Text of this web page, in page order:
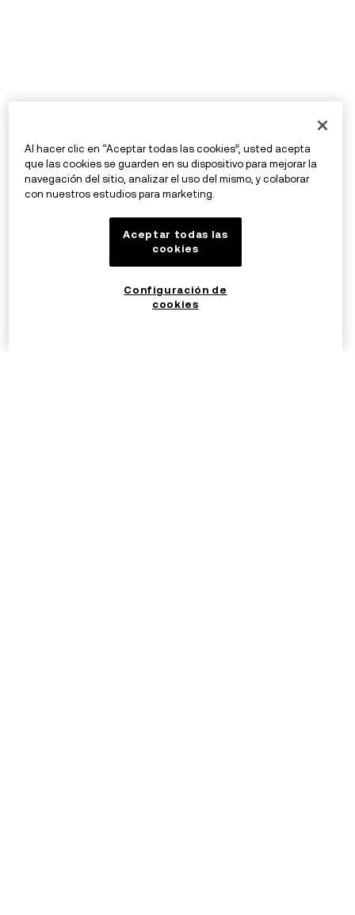
Al hacer clic en “Aceptar todas las cookies”, usted acepta
que las cookies se guarden en su dispositivo para mejorar la
navegación del sitio, analizar el uso del mismo, y colaborar
con nuestros estudios para marketing.
Aceptar todas las
cookies
Configuración de
cookies